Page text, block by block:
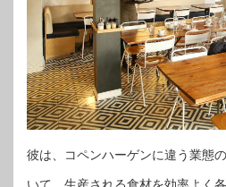
彼は、コペンハーゲンに違う業態